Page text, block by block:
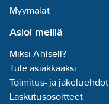
Myymälät
Asioi meillä
Miksi Ahlsell?
Tule asiakkaaksi
Toimitus- ja jakeluehdot
Laskutusosoitteet